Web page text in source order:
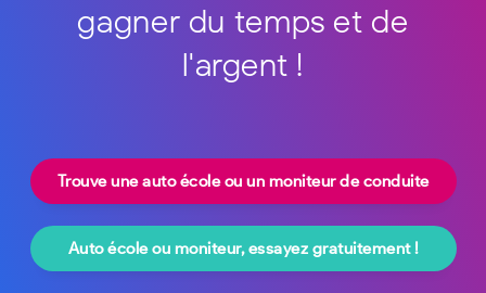
gagner du temps et de
l'argent !
Trouve une auto école ou un moniteur de conduite
Auto école ou moniteur, essayez gratuitement !